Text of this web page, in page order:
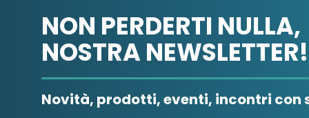
NON PERDERTI NULLA,
NOSTRA NEWSLETTER!
Novità, prodotti, eventi, incontri con